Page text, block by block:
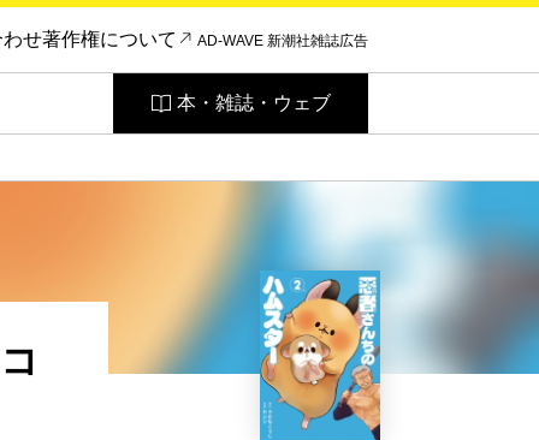
せ著作権について AD-WAVE 新潮社雑誌広告
本・雑誌・ウェブ